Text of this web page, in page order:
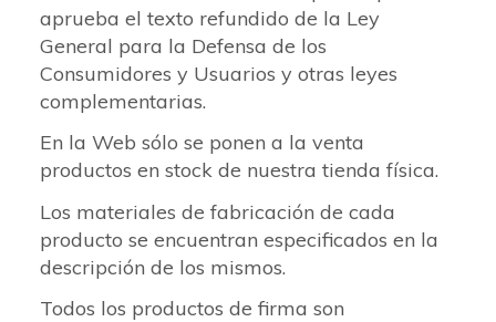
aprueba el texto refundido de la Ley
General para la Defensa de los
Consumidores y Usuarios y otras leyes
complementarias.
En la Web sólo se ponen a la venta
productos en stock de nuestra tienda física.
Los materiales de fabricación de cada
producto se encuentran especificados en la
descripción de los mismos.
Todos los productos de firma son